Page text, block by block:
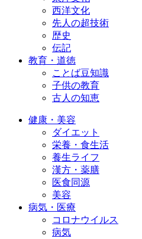
西洋文化
先人の超技術
歴史
伝記
教育・道徳
ことば豆知識
子供の教育
古人の知恵
健康・美容
ダイエット
栄養・食生活
養生ライフ
漢方・薬膳
医食同源
美容
病気・医療
コロナウイルス
病気